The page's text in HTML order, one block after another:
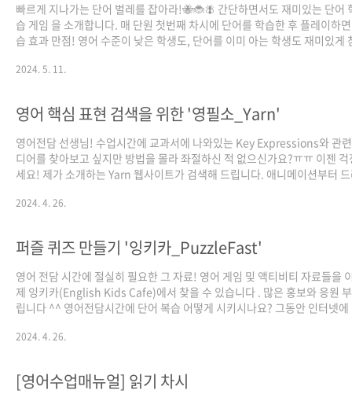
빠르게 지나가는 단어 벌레를 잡아라!🐝🐞🪰 간단하면서도 재미있는 단어
습 게임 을 소개합니다. 매 단원 첫번째 차시에 단어를 학습한 후 플레이하
습 효과 만점! 영어 수준이 낮은 학생도, 단어를 이미 아는 학생도 재미있게
면 된다는 점🤡 정말 간단하죠~? 자세한 사용 방법은 카드뉴스를 참고해
2024. 5. 11.
영어 핵심 표현 검색을 위한 '영필소_Yarn'
영어전담 선생님! 수업시간에 교과서에 나와있는 Key Expressions와 관
디어를 찾아보고 싶지만 방법을 몰라 좌절하신 적 없으신가요?ㅠㅠ 이젠
세요! 제가 소개하는 Yarn 웹사이트가 검색해 드립니다. 애니메이션부터
창에 검색하실 때 ‘yarn’이 아닌 ‘getyarn’으로 검색하셔야 합니다! 이 자
튼 클릭과 차밍글리시 팔로우는 자료 제작에 큰 힘이 됩니다☺ 주변에 많은
보 부탁드립니다🙇🏻‍♂
2024. 4. 26.
퍼즐 퀴즈 만들기 '잉키카_PuzzleFast'
영어 전담 시간에 절실히 필요한 그 자료! 영어 게임 및 액티비티 자료들을
제 잉키카(English Kids Cafe)에서 찾을 수 있습니다 . 많은 홍보와 응원
립니다 ^^ 영어전담시간에 단어 복습 어떻게 시키시나요? 그동안 인터넷에
릭 몇번으로 만들어서 사용합시다! PuzzleFast는 기본 낱말 퍼즐부터 십
방법은 카드뉴스를 참고해 주세요. 이 자료는 참쌤스쿨 4기 변준석 선생님
서 만드셨습니다.
2024. 4. 26.
[영어수업매뉴얼] 읽기 차시